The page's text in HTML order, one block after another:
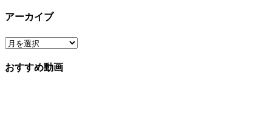
アーカイブ
おすすめ動画